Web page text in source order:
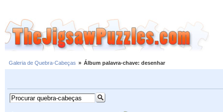
Galeria de Quebra-Cabeças » Álbum palavra-chave: desenhar